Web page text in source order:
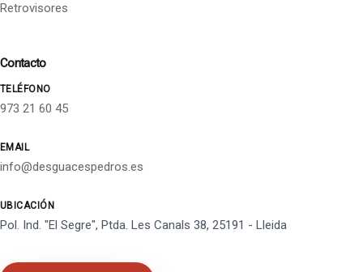
Retrovisores
Contacto
TELÉFONO
973 21 60 45
EMAIL
info@desguacespedros.es
UBICACIÓN
Pol. Ind. "El Segre", Ptda. Les Canals 38, 25191 - Lleida